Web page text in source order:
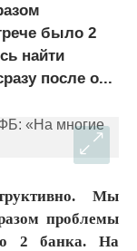
было 2
найти
после о...
Мы
проблемы
2 банка. На